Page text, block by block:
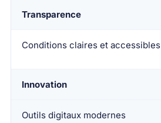
Transparence
Conditions claires et accessibles
Innovation
Outils digitaux modernes